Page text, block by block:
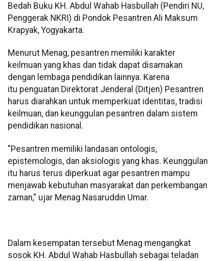
Bedah Buku KH. Abdul Wahab Hasbullah (Pendiri NU,
Penggerak NKRI) di Pondok Pesantren Ali Maksum
Krapyak, Yogyakarta.
Menurut Menag, pesantren memiliki karakter
keilmuan yang khas dan tidak dapat disamakan
dengan lembaga pendidikan lainnya. Karena
itu penguatan Direktorat Jenderal (Ditjen) Pesantren
harus diarahkan untuk memperkuat identitas, tradisi
keilmuan, dan keunggulan pesantren dalam sistem
pendidikan nasional.
"Pesantren memiliki landasan ontologis,
epistemologis, dan aksiologis yang khas. Keunggulan
itu harus terus diperkuat agar pesantren mampu
menjawab kebutuhan masyarakat dan perkembangan
zaman," ujar Menag Nasaruddin Umar.
Dalam kesempatan tersebut Menag mengangkat
sosok KH. Abdul Wahab Hasbullah sebagai teladan